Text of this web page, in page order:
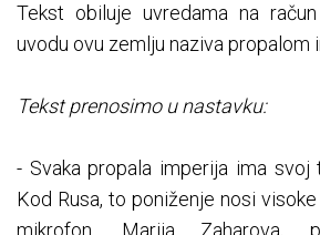
Tekst obiluje uvredama na
uvodu ovu zemlju naziva propalom
Tekst prenosimo u nastavku:
- Svaka propala imperija ima svoj
Kod Rusa, to poniženje nosi
mikrofon. Marija Zaharova,